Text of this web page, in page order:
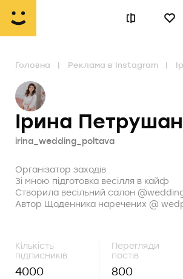
Головна Реклама в Instagram
Ірина
irina_wedding_poltava
Організатор заходів
Зі мною підготовка весілля в кайф
Створила весільний салон
Автор Щоденника наречених @
Кількість
підписників
4000
Перегляди
постів
800